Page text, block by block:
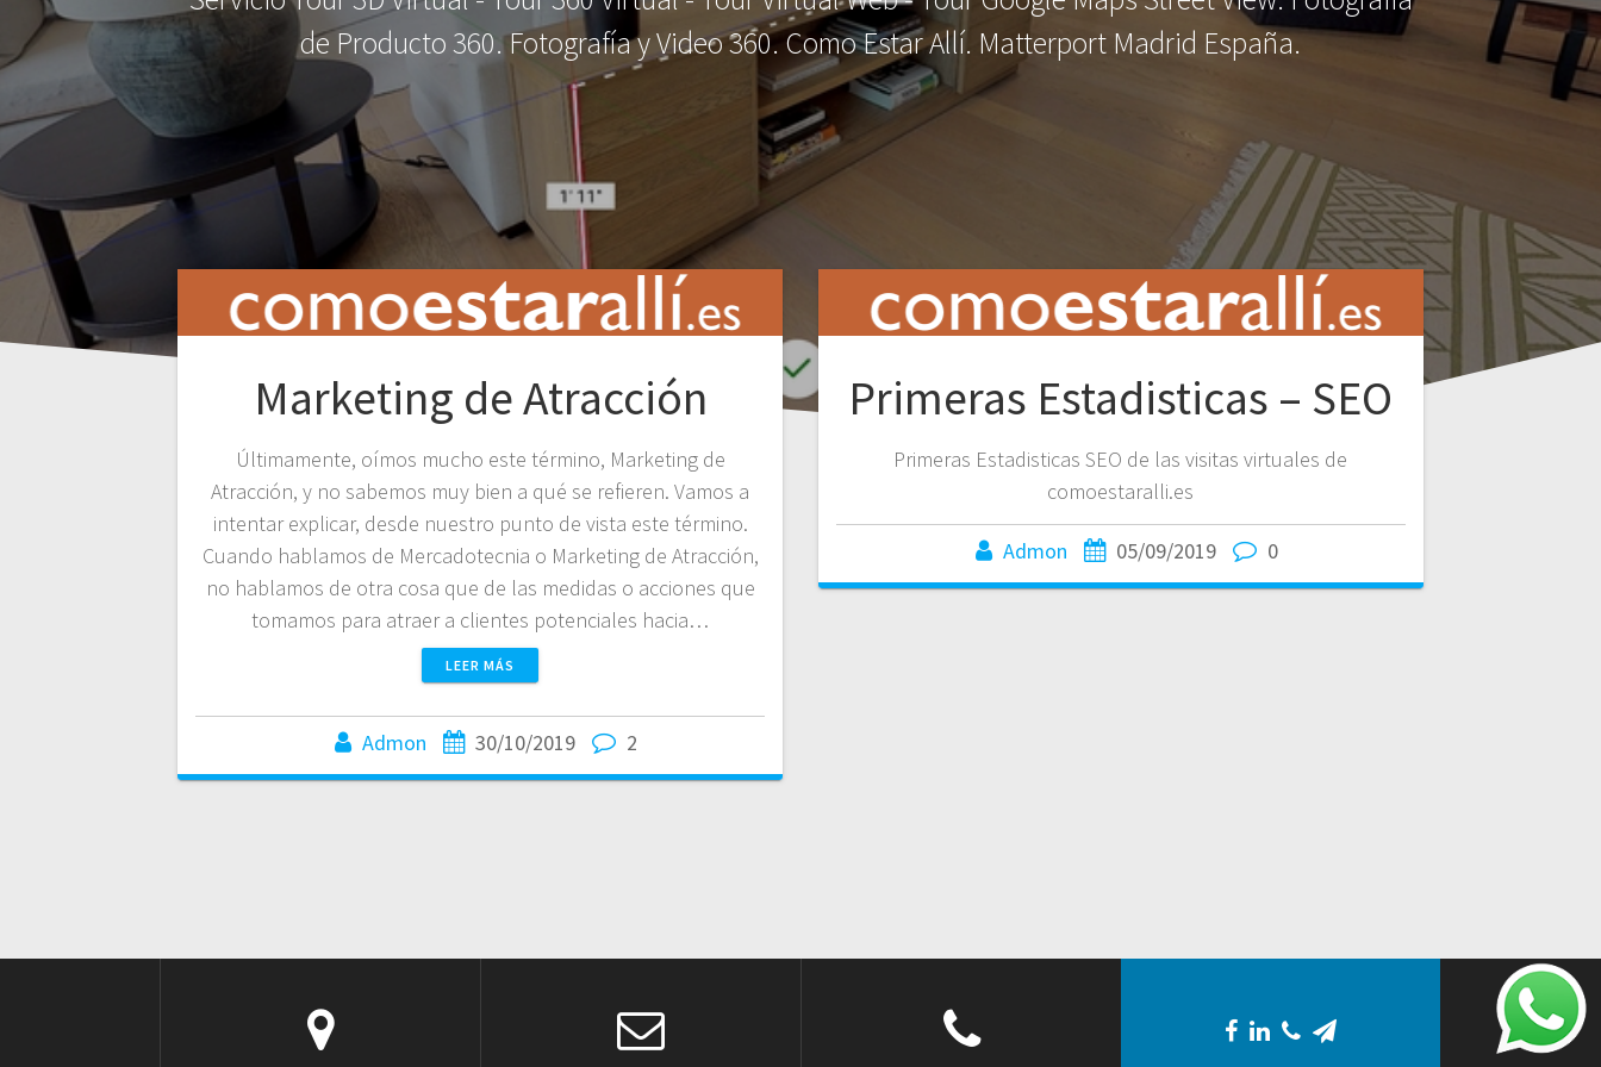
de Producto 360. Fotografía y Video 360. Como Estar Allí. Matterport Madrid España.
Marketing de Atracción
Últimamente, oímos mucho este término, Marketing de
Atracción, y no sabemos muy bien a qué se refieren. Vamos a
intentar explicar, desde nuestro punto de vista este término.
Cuando hablamos de Mercadotecnia o Marketing de Atracción,
no hablamos de otra cosa que de las medidas o acciones que
tomamos para atraer a clientes potenciales hacia…
LEER MÁS
Admon 30/10/2019 2
Primeras Estadisticas – SEO
Primeras Estadisticas SEO de las visitas virtuales de
comoestaralli.es
Admon 05/09/2019 0